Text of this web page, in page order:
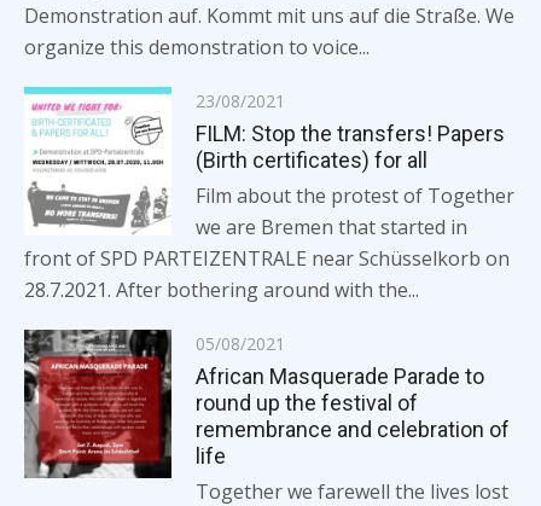
Demonstration auf. Kommt mit uns auf die Straße. We
organize this demonstration to voice...
Posted
on
23/08/2021
FILM: Stop the transfers! Papers
(Birth certificates) for all
Film about the protest of Together
we are Bremen that started in
front of SPD PARTEIZENTRALE near Schüsselkorb on
28.7.2021. After bothering around with the...
Posted
on
05/08/2021
African Masquerade Parade to
round up the festival of
remembrance and celebration of
life
Together we farewell the lives lost